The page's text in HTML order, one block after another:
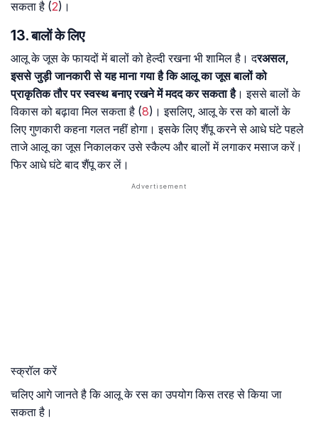
सकता है (2)।
13. बालों के लिए
आलू के जूस के फायदों में बालों को हेल्दी रखना भी शामिल है। दरअसल,
इससे जुड़ी जानकारी से यह माना गया है कि आलू का जूस बालों को
प्राकृतिक तौर पर स्वस्थ बनाए रखने में मदद कर सकता है। इससे बालों के
विकास को बढ़ावा मिल सकता है (8)। इसलिए, आलू के रस को बालों के
लिए गुणकारी कहना गलत नहीं होगा। इसके लिए शैंपू करने से आधे घंटे पहले
ताजे आलू का जूस निकालकर उसे स्कैल्प और बालों में लगाकर मसाज करें।
फिर आधे घंटे बाद शैंपू कर लें।
स्क्रॉल करें
चलिए आगे जानते है कि आलू के रस का उपयोग किस तरह से किया जा
सकता है।